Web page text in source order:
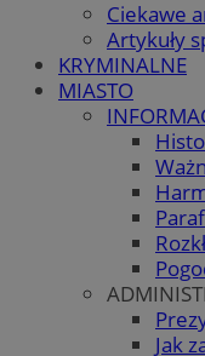
Ciekawe
Artykuły
KRYMINALNE
MIASTO
Jak